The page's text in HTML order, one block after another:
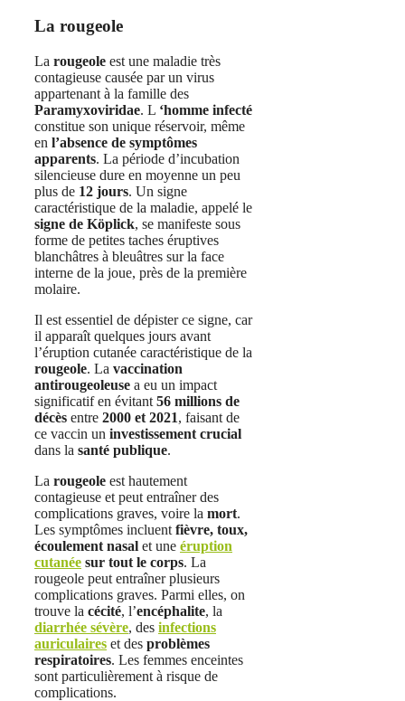
La rougeole
La rougeole est une maladie très
contagieuse causée par un virus
appartenant à la famille des
Paramyxoviridae. L ‘homme infecté
constitue son unique réservoir, même
en l’absence de symptômes
apparents. La période d’incubation
silencieuse dure en moyenne un peu
plus de 12 jours. Un signe
caractéristique de la maladie, appelé le
signe de Köplick, se manifeste sous
forme de petites taches éruptives
blanchâtres à bleuâtres sur la face
interne de la joue, près de la première
molaire.
Il est essentiel de dépister ce signe, car
il apparaît quelques jours avant
l’éruption cutanée caractéristique de la
rougeole. La vaccination
antirougeoleuse a eu un impact
significatif en évitant 56 millions de
décès entre 2000 et 2021, faisant de
ce vaccin un investissement crucial
dans la santé publique.
La rougeole est hautement
contagieuse et peut entraîner des
complications graves, voire la mort.
Les symptômes incluent fièvre, toux,
écoulement nasal et une éruption
cutanée sur tout le corps. La
rougeole peut entraîner plusieurs
complications graves. Parmi elles, on
trouve la cécité, l’encéphalite, la
diarrhée sévère, des infections
auriculaires et des problèmes
respiratoires. Les femmes enceintes
sont particulièrement à risque de
complications.